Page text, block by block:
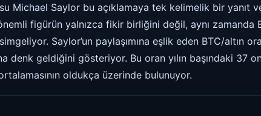
Michael Saylor bu açıklamaya tek kelimelik bir yanıt
figürün yalnızca fikir birliğini değil, aynı zamanda
Saylor’un paylaşımına eşlik eden BTC/altın
denk geldiğini gösteriyor. Bu oran yılın başındaki 37
oldukça üzerinde bulunuyor.